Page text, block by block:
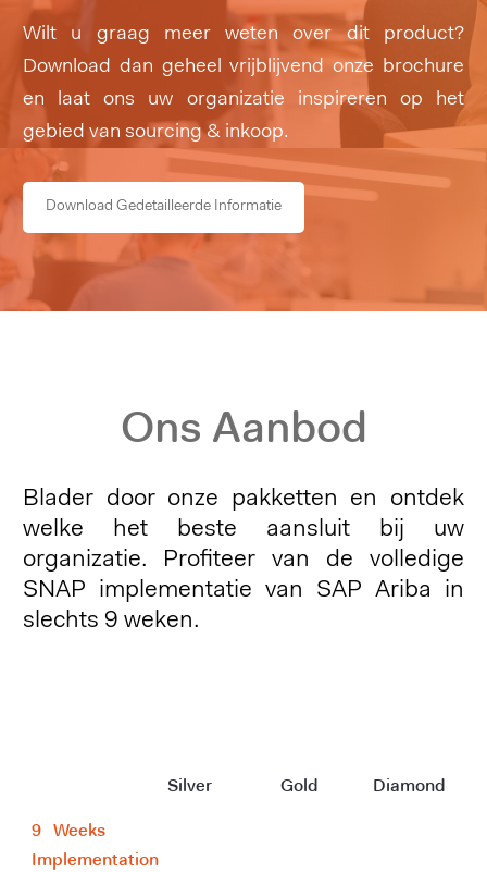
Wilt u graag meer weten over dit product?
Download dan geheel vrijblijvend onze brochure
en laat ons uw organizatie inspireren op het
gebied van sourcing & inkoop.
Download Gedetailleerde Informatie
Ons Aanbod
Blader door onze pakketten en ontdek
welke het beste aansluit bij uw
organizatie. Profiteer van de volledige
SNAP implementatie van SAP Ariba in
slechts 9 weken.
Silver Gold
Diamond
9 Weeks
Implementation